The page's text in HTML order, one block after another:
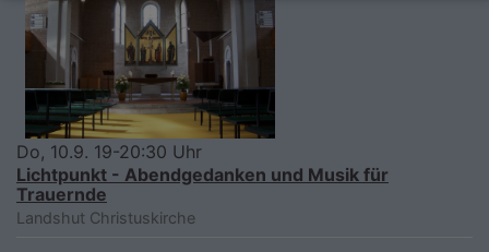
Do, 10.9. 19-20:30 Uhr
Lichtpunkt - Abendgedanken und Musik für
Trauernde
Landshut Christuskirche